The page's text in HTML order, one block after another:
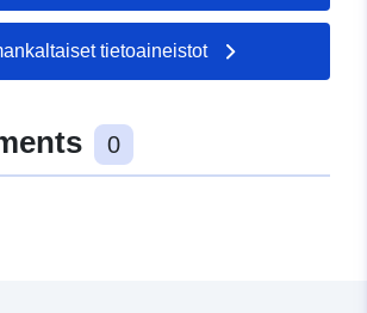
9.17512, 50.9153 ], [
9.17512, 50.919 ] ]
Tyyppi: Polygon
http://data.europa.eu/88u/dataset/
6795-856b-880a-24a9899dd523
tietoaineistot
0